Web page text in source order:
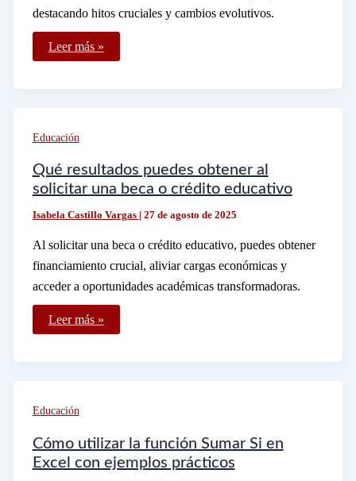
destacando hitos cruciales y cambios evolutivos.
Qué
incluye
ciclo
vital
Leer más »
Educación
Qué resultados puedes obtener al
solicitar una beca o crédito educativo
Isabela Castillo Vargas | 27 de agosto de 2025
Al solicitar una beca o crédito educativo, puedes obtener
financiamiento crucial, aliviar cargas económicas y
acceder a oportunidades académicas transformadoras.
Qué
resultados
beca
o
educativo
Leer más »
Educación
Cómo utilizar la función Sumar Si en
Excel con ejemplos prácticos